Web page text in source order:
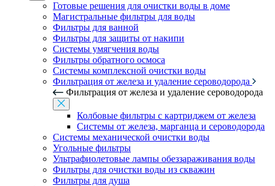
Готовые решения для очистки воды в доме
Магистральные фильтры для воды
Фильтры для ванной
Фильтры для защиты от накипи
Системы умягчения воды
Фильтры обратного осмоса
Системы комплексной очистки воды
Фильтрация от железа и удаление сероводорода
Фильтрация от железа и удаление сероводорода
Колбовые фильтры с картриджем от железа
Системы от железа, марганца и сероводорода
Системы механической очистки воды
Угольные фильтры
Ультрафиолетовые лампы обеззараживания воды
Фильтры для очистки воды из скважин
Фильтры для душа